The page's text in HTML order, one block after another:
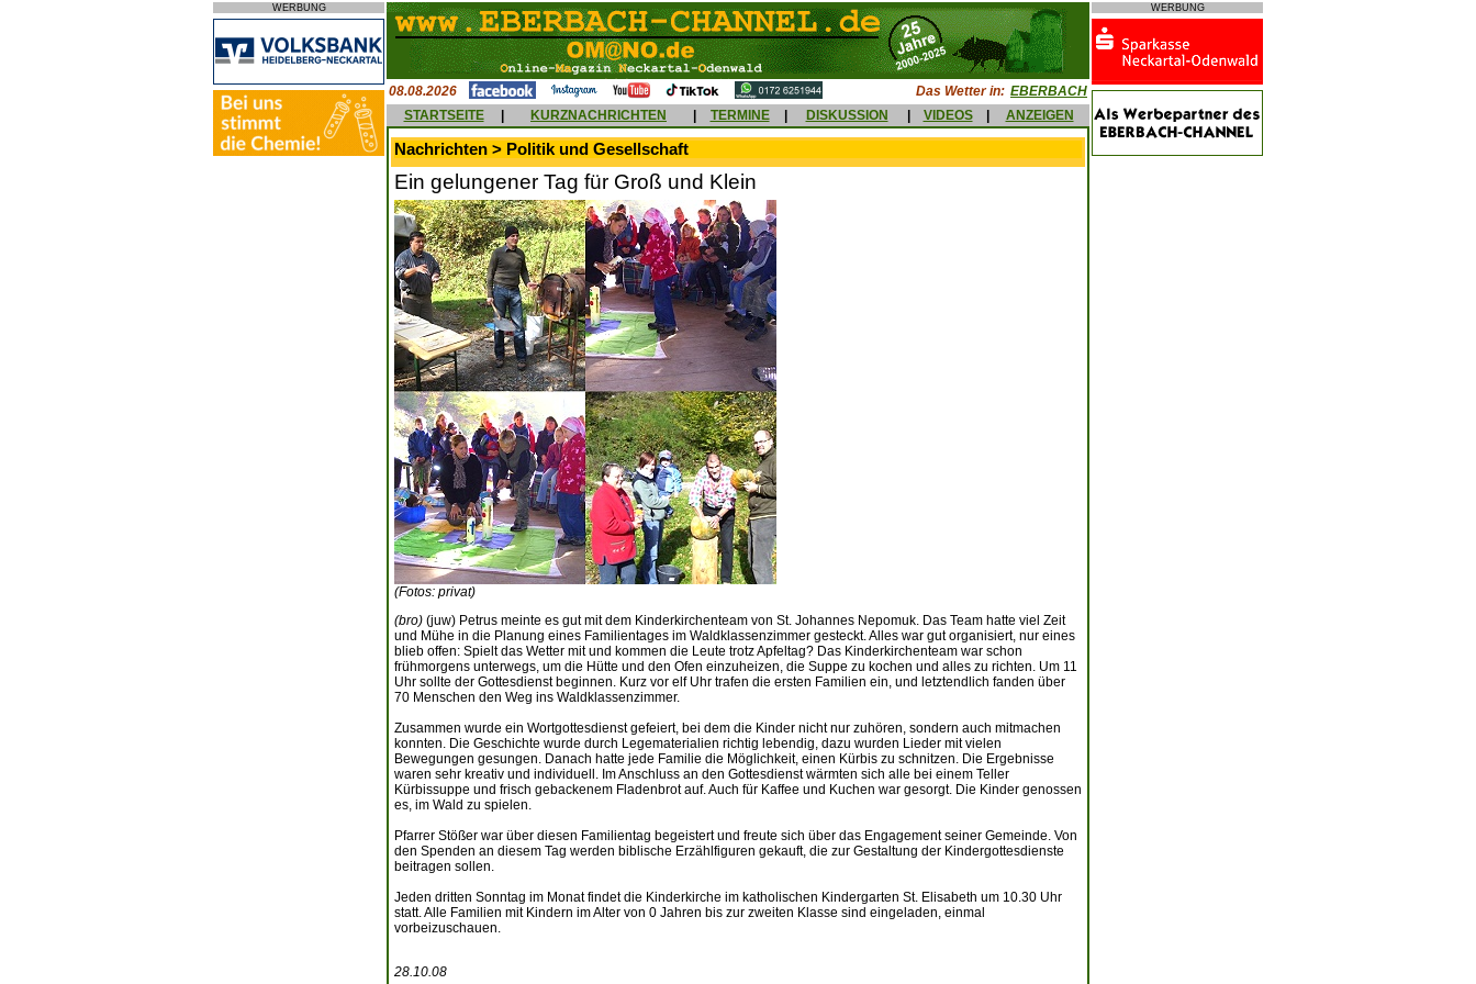
WERBUNG
08.08.2026 Das Wetter in: EBERBACH
STARTSEITE
KURZNACHRICHTEN TERMINE DISKUSSION VIDEOS ANZEIGEN
Nachrichten > Politik und Gesellschaft
Ein gelungener Tag für Groß und Klein
(Fotos: privat)
(bro) (juw) Petrus meinte es gut mit dem Kinderkirchenteam von St. Johannes Nepomuk. Das Team hatte viel Zeit
und Mühe in die Planung eines Familientages im Waldklassenzimmer gesteckt. Alles war gut organisiert, nur eines
blieb offen: Spielt das Wetter mit und kommen die Leute trotz Apfeltag? Das Kinderkirchenteam war schon
frühmorgens unterwegs, um die Hütte und den Ofen einzuheizen, die Suppe zu kochen und alles zu richten. Um 11
Uhr sollte der Gottesdienst beginnen. Kurz vor elf Uhr trafen die ersten Familien ein, und letztendlich fanden über
70 Menschen den Weg ins Waldklassenzimmer.
Zusammen wurde ein Wortgottesdienst gefeiert, bei dem die Kinder nicht nur zuhören, sondern auch mitmachen
konnten. Die Geschichte wurde durch Legematerialien richtig lebendig, dazu wurden Lieder mit vielen
Bewegungen gesungen. Danach hatte jede Familie die Möglichkeit, einen Kürbis zu schnitzen. Die Ergebnisse
waren sehr kreativ und individuell. Im Anschluss an den Gottesdienst wärmten sich alle bei einem Teller
Kürbissuppe und frisch gebackenem Fladenbrot auf. Auch für Kaffee und Kuchen war gesorgt. Die Kinder genossen
es, im Wald zu spielen.
Pfarrer Stößer war über diesen Familientag begeistert und freute sich über das Engagement seiner Gemeinde. Von
den Spenden an diesem Tag werden biblische Erzählfiguren gekauft, die zur Gestaltung der Kindergottesdienste
beitragen sollen.
Jeden dritten Sonntag im Monat findet die Kinderkirche im katholischen Kindergarten St. Elisabeth um 10.30 Uhr
statt. Alle Familien mit Kindern im Alter von 0 Jahren bis zur zweiten Klasse sind eingeladen, einmal
vorbeizuschauen.
28.10.08
WERBUNG